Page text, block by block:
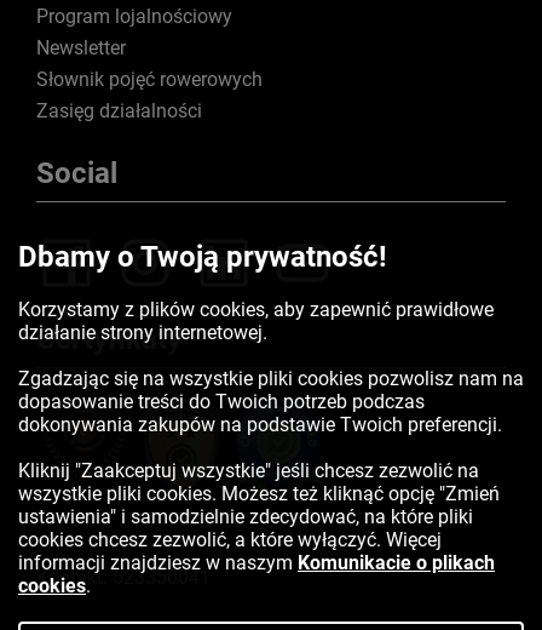
Program lojalnościowy
Newsletter
Słownik pojęć rowerowych
Zasięg działalności
Social
Certyfikaty
Kontakt:523350041
Dbamy o Twoją prywatność!
Korzystamy z plików cookies, aby zapewnić prawidłowe
działanie strony internetowej.
Zgadzając się na wszystkie pliki cookies pozwolisz nam na
dopasowanie treści do Twoich potrzeb podczas
dokonywania zakupów na podstawie Twoich preferencji.
Kliknij "Zaakceptuj wszystkie" jeśli chcesz zezwolić na
wszystkie pliki cookies. Możesz też kliknąć opcję "Zmień
ustawienia" i samodzielnie zdecydować, na które pliki
cookies chcesz zezwolić, a które wyłączyć. Więcej
informacji znajdziesz w naszym Komunikacie o plikach
cookies.